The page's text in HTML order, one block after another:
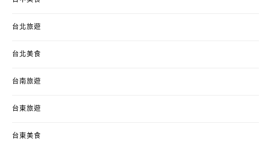
台北旅遊
台北美食
台南旅遊
台東旅遊
台東美食